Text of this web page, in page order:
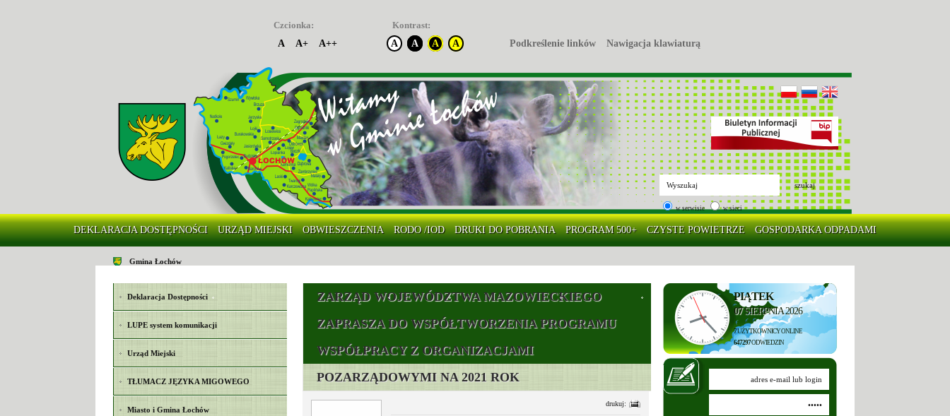
Czcionka:
A
A+ A++
Kontrast:
A
A A A Podkreślenie linków Nawigacja klawiaturą
szukaj
w serwisie w sieci
DEKLARACJA DOSTĘPNOŚCI URZĄD MIEJSKI OBWIESZCZENIA RODO /IOD DRUKI DO POBRANIA PROGRAM 500+ CZYSTE POWIETRZE GOSPODARKA ODPADAMI
Gmina Łochów
Deklaracja Dostępności
LUPE system komunikacji
Urząd Miejski
TŁUMACZ JĘZYKA MIGOWEGO
Miasto i Gmina Łochów
ZARZĄD WOJEWÓDZTWA MAZOWIECKIEGO
ZAPRASZA DO WSPÓŁTWORZENIA PROGRAMU
WSPÓŁPRACY Z ORGANIZACJAMI
POZARZĄDOWYMI NA 2021 ROK
drukuj:
PIĄTEK
07SIERPNIA 2026
7UŻYTKOWNICY ONLINE
647297ODWIEDZIN